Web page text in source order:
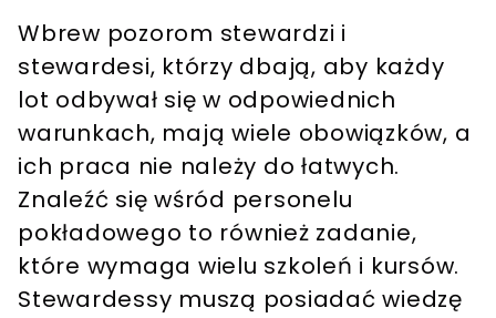
Wbrew pozorom stewardzi i
stewardesi, którzy dbają, aby każdy
lot odbywał się w odpowiednich
warunkach, mają wiele obowiązków, a
ich praca nie należy do łatwych.
Znaleźć się wśród personelu
pokładowego to również zadanie,
które wymaga wielu szkoleń i kursów.
Stewardessy muszą posiadać wiedzę